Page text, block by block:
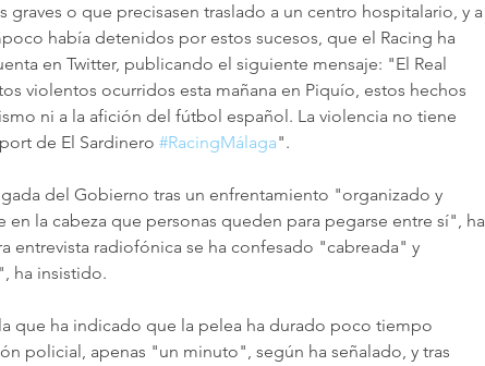
graves o que precisasen traslado a un centro hospitalario, y a
había detenidos por estos sucesos, que el Racing ha
en Twitter, publicando el siguiente mensaje: "El Real
violentos ocurridos esta mañana en Piquío, estos hechos
ni a la afición del fútbol español. La violencia no tiene
de El Sardinero #RacingMálaga".
del Gobierno tras un enfrentamiento "organizado y
la cabeza que personas queden para pegarse entre sí", ha
entrevista radiofónica se ha confesado "cabreada" y
ha insistido.
que ha indicado que la pelea ha durado poco tiempo
policial, apenas "un minuto", según ha señalado, y tras